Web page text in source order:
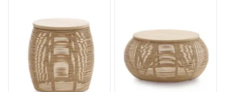
Barovier&Toso
Baulmann Leuchten
bpe:LICHT
Brand Von Egmond
Charlot&Cie
Concept Verre